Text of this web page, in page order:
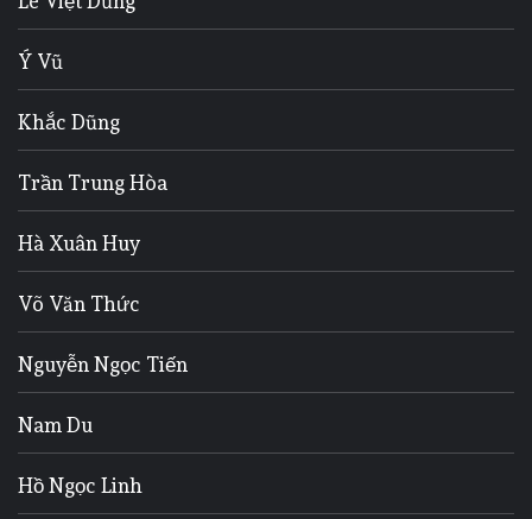
Ý Vũ
Khắc Dũng
Trần Trung Hòa
Hà Xuân Huy
Võ Văn Thức
Nguyễn Ngọc Tiến
Nam Du
Hồ Ngọc Linh